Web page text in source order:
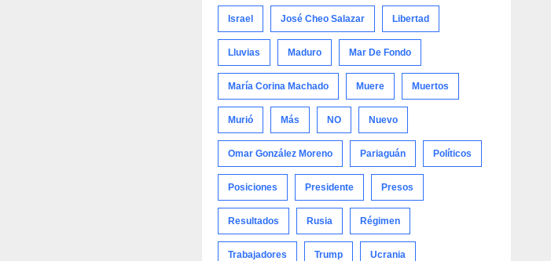
Israel José Cheo Salazar Libertad
Lluvias Maduro Mar De Fondo
María Corina Machado Muere Muertos
Murió Más NO Nuevo
Omar González Moreno Pariaguán Políticos
Posiciones Presidente Presos
Resultados Rusia Régimen
Trabajadores Trump Ucrania